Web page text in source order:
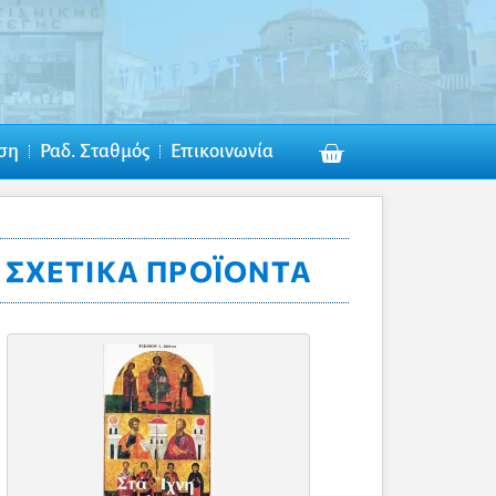
Ραδ. Σταθμός Επικοινωνία
ΣΧΕΤΙΚΆ ΠΡΟΪΌΝΤΑ